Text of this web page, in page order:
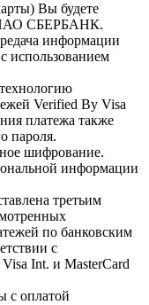
Вы будете
ПАО СБЕРБАНК.
информации
использованием
Verified By Visa
платежа также
пароля.
шифрование.
информации
третьим
по банковским
с
Int. и MasterCard
с оплатой